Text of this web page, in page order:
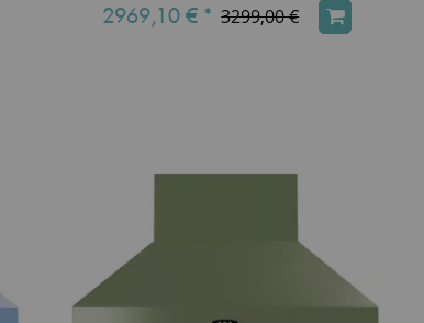
2969,10 € * 3299,00 €